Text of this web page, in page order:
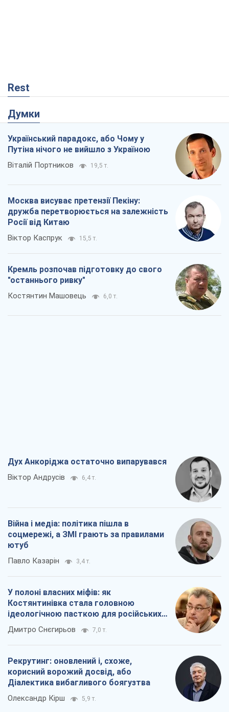
Rest
Думки
Український парадокс, або Чому у
Путіна нічого не вийшло з Україною
Віталій Портников 19,5 т.
Москва висуває претензії Пекіну:
дружба перетворюється на залежність
Росії від Китаю
Віктор Каспрук 15,5 т.
Кремль розпочав підготовку до свого
"останнього ривку"
Костянтин Машовець 6,0 т.
Дух Анкоріджа остаточно випарувався
Віктор Андрусів 6,4 т.
Війна і медіа: політика пішла в
соцмережі, а ЗМІ грають за правилами
ютуб
Павло Казарін 3,4 т.
У полоні власних міфів: як
Костянтинівка стала головною
ідеологічною пасткою для російських
окупантів
Дмитро Снєгирьов 7,0 т.
Рекрутинг: оновлений і, схоже,
корисний ворожий досвід, або
Діалектика вибагливого боягузтва
Олександр Кірш 5,9 т.